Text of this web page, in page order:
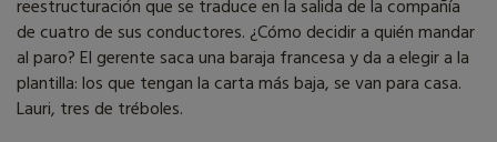
reestructuración que se traduce en la salida de la compañía
de cuatro de sus conductores. ¿Cómo decidir a quién mandar
al paro? El gerente saca una baraja francesa y da a elegir a la
plantilla: los que tengan la carta más baja, se van para casa.
Lauri, tres de tréboles.